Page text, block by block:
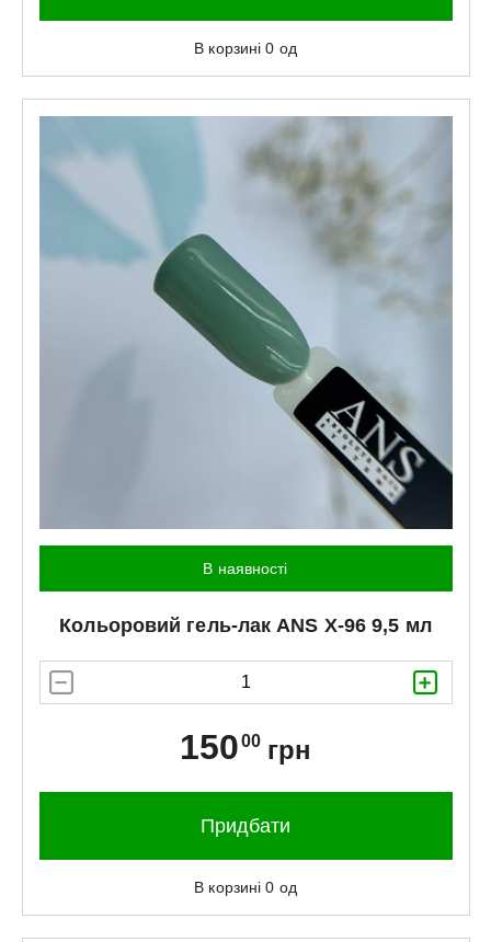
В корзині0 од
В наявності
Кольоровий гель-лакANS X-96 9,5 мл
15000 грн
Придбати
В корзині0 од